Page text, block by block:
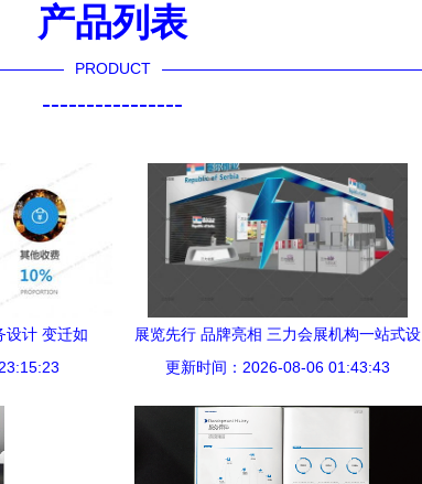
产品列表
PRODUCT
----------------
设计 变迁如
展览先行 品牌亮相 三力会展机构一站式设
计服务走进您的每一步
更新时间：2026-08-06 01:43:43